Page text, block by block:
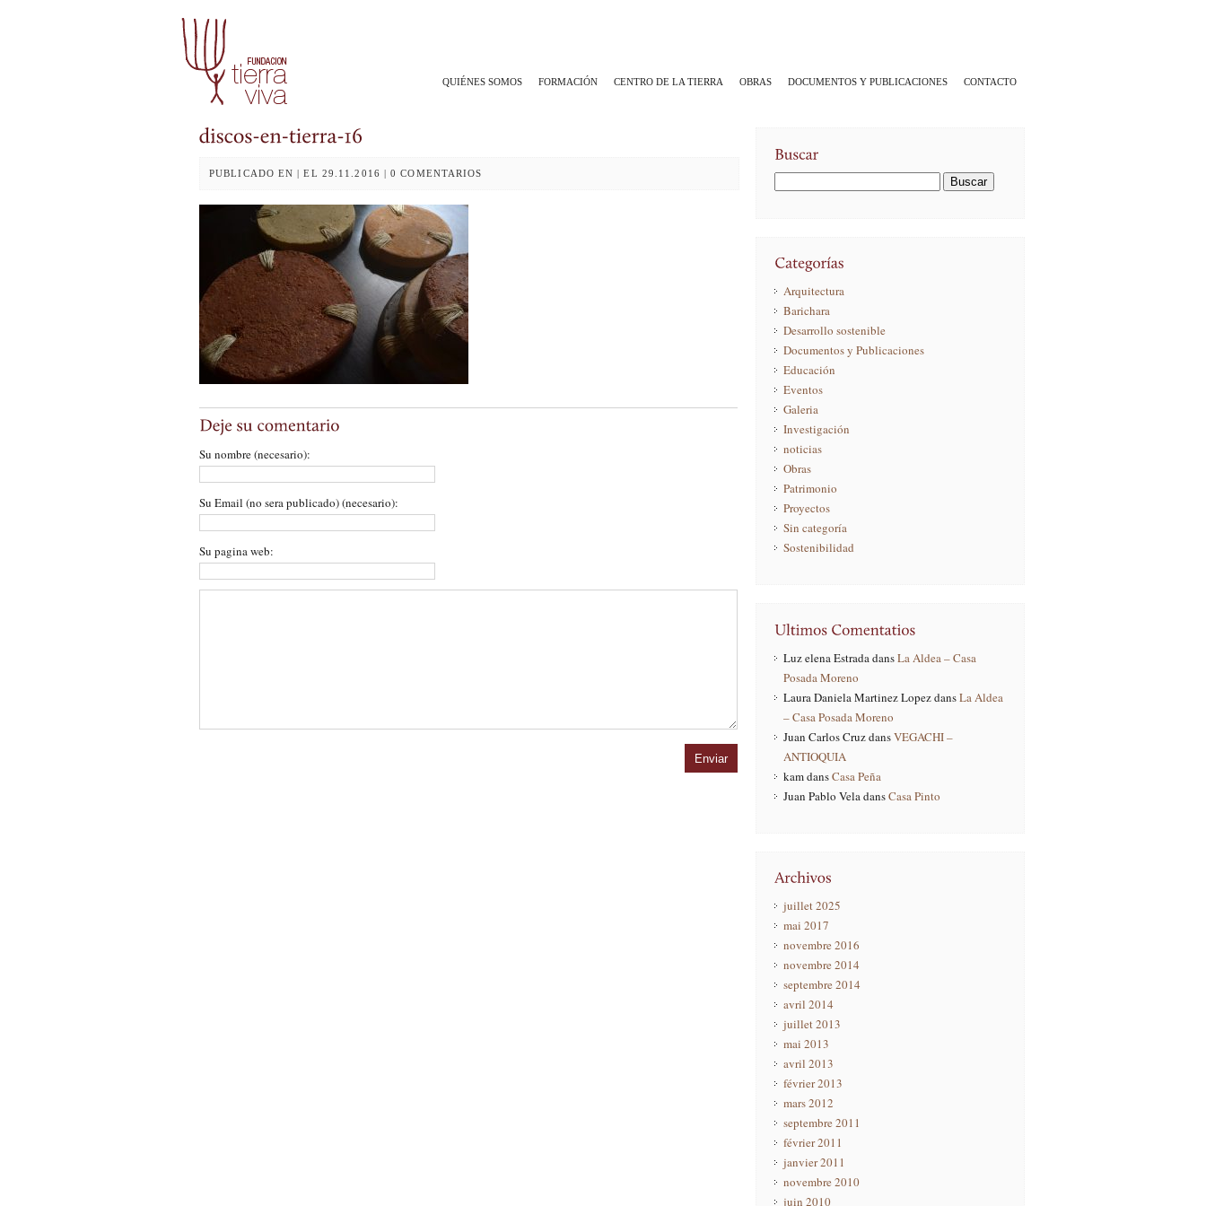
QUIÉNES SOMOS FORMACIÓN CENTRO DE LA TIERRA OBRAS DOCUMENTOS Y PUBLICACIONES CONTACTO
PUBLICADO EN | EL 29.11.2016 | 0 COMENTARIOS
Su nombre (necesario):
Su Email (no sera publicado) (necesario):
Su pagina web:
Arquitectura
Barichara
Desarrollo sostenible
Documentos y Publicaciones
Educación
Eventos
Galeria
Investigación
noticias
Obras
Patrimonio
Proyectos
Sin categoría
Sostenibilidad
Luz elena EstradadansLa Aldea – Casa
Posada Moreno
Laura Daniela Martinez LopezdansLa Aldea
– Casa Posada Moreno
Juan Carlos CruzdansVEGACHI –
ANTIOQUIA
kamdansCasa Peña
Juan Pablo VeladansCasa Pinto
juillet 2025
mai 2017
novembre 2016
novembre 2014
septembre 2014
avril 2014
juillet 2013
mai 2013
avril 2013
février 2013
mars 2012
septembre 2011
février 2011
janvier 2011
novembre 2010
juin 2010